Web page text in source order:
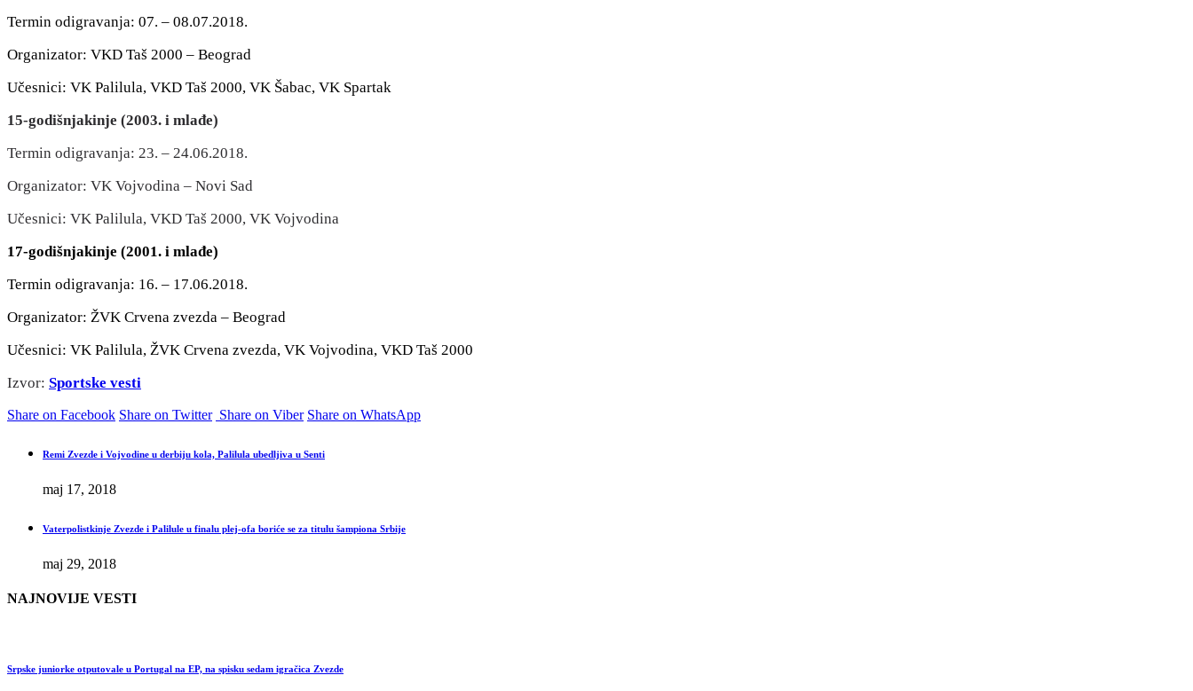
Termin odigravanja: 07. – 08.07.2018.
Organizator: VKD Taš 2000 – Beograd
Učesnici: VK Palilula, VKD Taš 2000, VK Šabac, VK Spartak
15-godišnjakinje (2003. i mlađe)
Termin odigravanja: 23. – 24.06.2018.
Organizator: VK Vojvodina – Novi Sad
Učesnici: VK Palilula, VKD Taš 2000, VK Vojvodina
17-godišnjakinje (2001. i mlađe)
Termin odigravanja: 16. – 17.06.2018.
Organizator: ŽVK Crvena zvezda – Beograd
Učesnici: VK Palilula, ŽVK Crvena zvezda, VK Vojvodina, VKD Taš 2000
Izvor: Sportske vesti
Share on Facebook Share on Twitter Share on Viber Share on WhatsApp
Remi Zvezde i Vojvodine u derbiju kola, Palilula ubedljiva u Senti
maj 17, 2018
Vaterpolistkinje Zvezde i Palilule u finalu plej-ofa boriće se za titulu šampiona Srbije
maj 29, 2018
NAJNOVIJE VESTI
Srpske juniorke otputovale u Portugal na EP, na spisku sedam igračica Zvezde